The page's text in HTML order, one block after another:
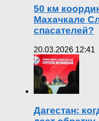
50 км
Махачкале
спасателей?
20.03.2026 12:41
Дагестан: